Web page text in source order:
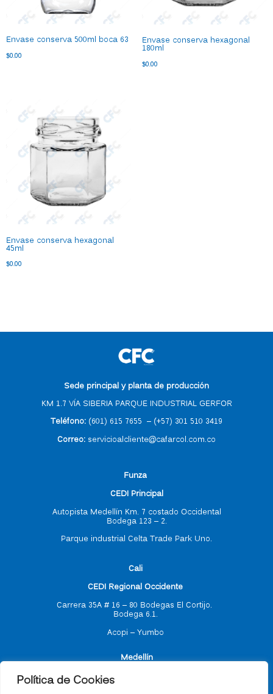
Política de Cookies
Envase conserva 500ml boca 63
$0.00
Envase conserva hexagonal
180ml
$0.00
Envase conserva hexagonal
45ml
$0.00
Sede principal y planta de producción
KM 1.7 VÍA SIBERIA PARQUE INDUSTRIAL GERFOR
Teléfono: (601) 615 7655 – (+57) 301 510 3419
Correo: servicioalcliente@cafarcol.com.co
Funza
CEDI Principal
Autopista Medellín Km. 7 costado Occidental
Bodega 123 – 2.
Parque industrial Celta Trade Park Uno.
Cali
CEDI Regional Occidente
Carrera 35A # 16 – 80 Bodegas El Cortijo.
Bodega 6.1.
Acopi – Yumbo
Medellín